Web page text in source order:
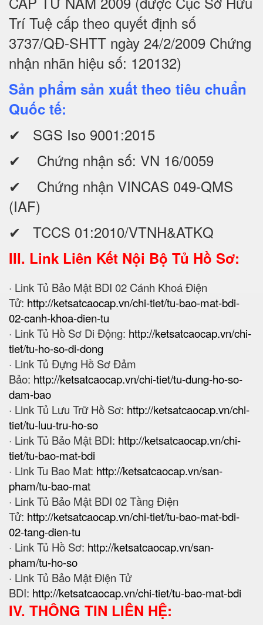
Trí Tuệ cấp theo quyết định số
3737/QĐ-SHTT ngày 24/2/2009 Chứng
nhận nhãn hiệu số: 120132)
Sản phẩm sản xuất theo tiêu chuẩn
Quốc tế:
✔ SGS Iso 9001:2015
✔ Chứng nhận số: VN 16/0059
✔ Chứng nhận VINCAS 049-QMS
(IAF)
✔ TCCS 01:2010/VTNH&ATKQ
III. Link Liên Kết Nội Bộ Tủ Hồ Sơ:
· Link Tủ Bảo Mật BDI 02 Cánh Khoá Điện
Tử: http://ketsatcaocap.vn/chi-tiet/tu-bao-mat-bdi-
02-canh-khoa-dien-tu
· Link Tủ Hồ Sơ Di Động: http://ketsatcaocap.vn/chi-
tiet/tu-ho-so-di-dong
· Link Tủ Đựng Hồ Sơ Đảm
Bảo: http://ketsatcaocap.vn/chi-tiet/tu-dung-ho-so-
dam-bao
· Link Tủ Lưu Trữ Hồ Sơ: http://ketsatcaocap.vn/chi-
tiet/tu-luu-tru-ho-so
· Link Tủ Bảo Mật BDI: http://ketsatcaocap.vn/chi-
tiet/tu-bao-mat-bdi
· Link Tu Bao Mat: http://ketsatcaocap.vn/san-
pham/tu-bao-mat
· Link Tủ Bảo Mật BDI 02 Tầng Điện
Tử: http://ketsatcaocap.vn/chi-tiet/tu-bao-mat-bdi-
02-tang-dien-tu
· Link Tủ Hồ Sơ: http://ketsatcaocap.vn/san-
pham/tu-ho-so
· Link Tủ Bảo Mật Điện Tử
BDI: http://ketsatcaocap.vn/chi-tiet/tu-bao-mat-bdi
IV. THÔNG TIN LIÊN HỆ: